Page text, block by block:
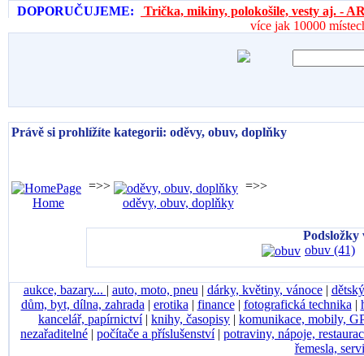
DOPORUČUJEME:
Trička, mikiny, polokošile, vesty aj. -
více jak 10000
Právě si prohlížíte kategorii: oděvy, obuv, doplňky
Home
=>>
oděvy, obuv, doplňky
=>>
Podsložky
obuv (41)
aukce, bazary... | auto, moto, pneu | dárky, květiny, vánoce|
dům, byt, dílna, zahrada | erotika | finance| fotografická technika |
kancelář, papírnictví| knihy, časopisy | komunikace, mobily,
nezařaditelné | počítače a příslušenství| potraviny, nápoje,
řemesla,